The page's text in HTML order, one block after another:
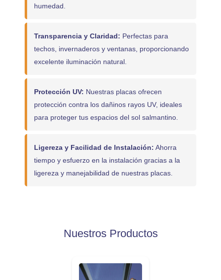
humedad.
Transparencia y Claridad: Perfectas para
techos, invernaderos y ventanas, proporcionando
excelente iluminación natural.
Protección UV: Nuestras placas ofrecen
protección contra los dañinos rayos UV, ideales
para proteger tus espacios del sol salmantino.
Ligereza y Facilidad de Instalación: Ahorra
tiempo y esfuerzo en la instalación gracias a la
ligereza y manejabilidad de nuestras placas.
Nuestros Productos